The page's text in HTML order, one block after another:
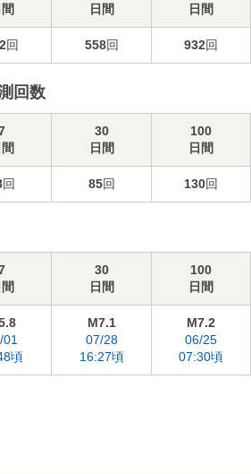
間
日間
日間
回 558回 932回
回数
間
30
日間
100
日間
回 85回 130回
間
30
日間
100
日間
頃
M7.1
07/28
16:27頃
M7.2
06/25
07:30頃